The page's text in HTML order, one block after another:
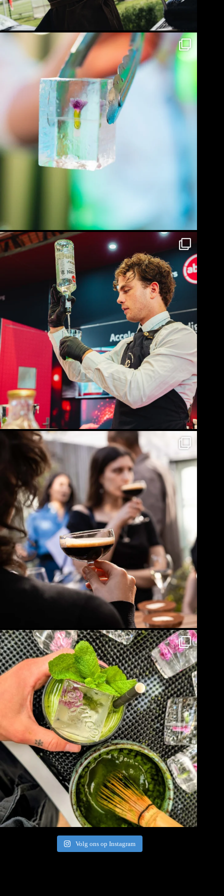
Volg ons op Instagram